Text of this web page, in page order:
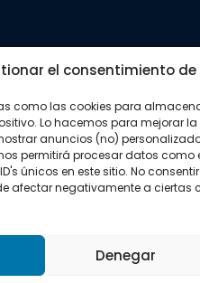
el consentimiento de
como las cookies para
Lo hacemos para mejorar la
anuncios (no)
permitirá procesar datos como
únicos en este sitio. No consentir
afectar negativamente a ciertas
Denegar